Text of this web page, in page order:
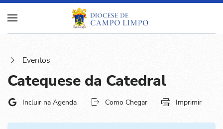
Eventos
Catequese da Catedral
Incluir na Agenda Como Chegar Imprimir